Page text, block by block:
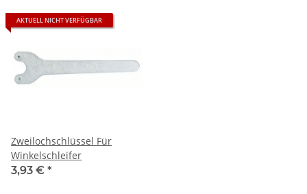
AKTUELL NICHT VERFÜGBAR
Zweilochschlüssel Für
Winkelschleifer
3,93 € *